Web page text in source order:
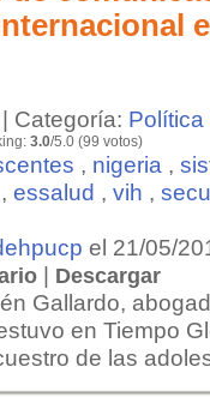
Categoría: Política
3.0/5.0 (99 votos)
, nigeria ,
, essalud , vih ,
el 21/05/
| Descargar
Gallardo,
en Tiempo
de las